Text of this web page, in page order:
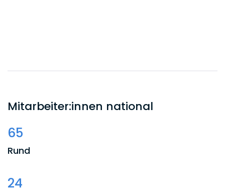
Mitarbeiter:innen national
65
Rund
24